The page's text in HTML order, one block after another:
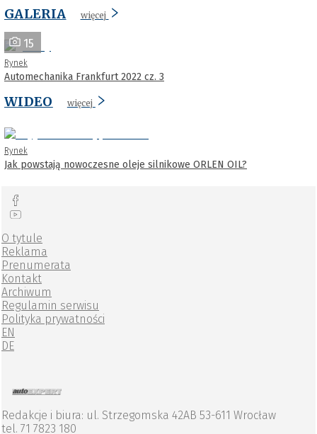
GALERIA więcej
15
Rynek
Automechanika Frankfurt 2022 cz. 3
WIDEO więcej
Rynek
Jak powstają nowoczesne oleje silnikowe ORLEN OIL?
O tytule
Reklama
Prenumerata
Kontakt
Archiwum
Regulamin serwisu
Polityka prywatności
EN
DE
Redakcje i biura: ul. Strzegomska 42AB 53-611 Wrocław
tel. 71 7823 180